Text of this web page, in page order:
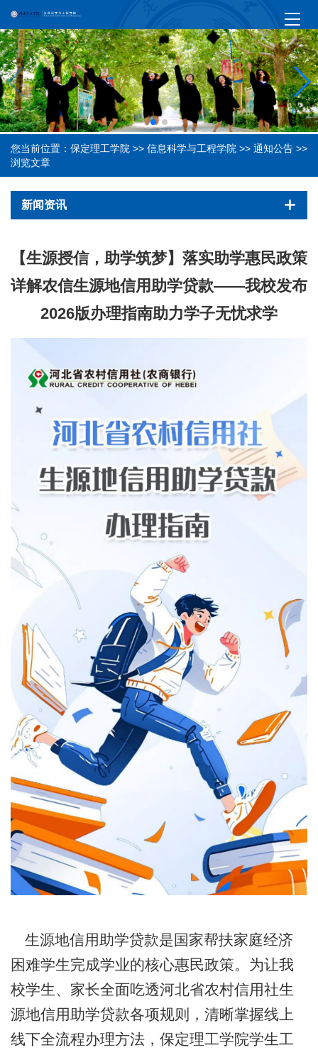
您当前位置： 保定理工学院 >> 信息科学与工程学院 >> 通知公告 >>
浏览文章
新闻资讯
【生源授信，助学筑梦】落实助学惠民政策
详解农信生源地信用助学贷款——我校发布
2026版办理指南助力学子无忧求学
生源地信用助学贷款是国家帮扶家庭经济
困难学生完成学业的核心惠民政策。为让我
校学生、家长全面吃透河北省农村信用社生
源地信用助学贷款各项规则，清晰掌握线上
线下全流程办理方法，保定理工学院学生工